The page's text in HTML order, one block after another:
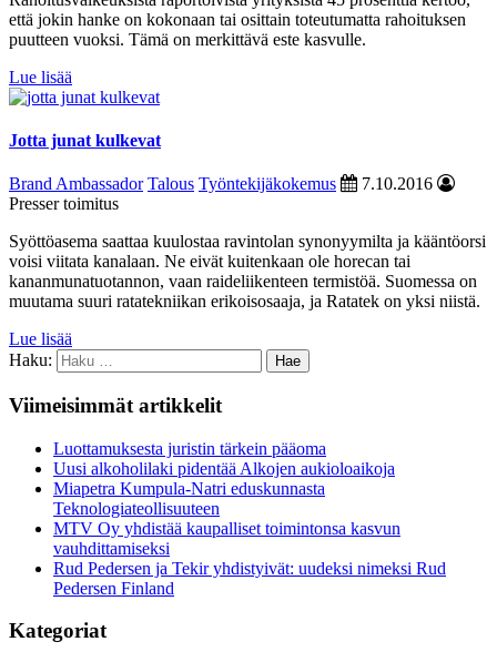
että jokin hanke on kokonaan tai osittain toteutumatta rahoituksen
puutteen vuoksi. Tämä on merkittävä este kasvulle.
Lue lisää
Jotta junat kulkevat
Brand Ambassador Talous Työntekijäkokemus
7.10.2016
Presser toimitus
Syöttöasema saattaa kuulostaa ravintolan synonyymilta ja kääntöorsi
voisi viitata kanalaan. Ne eivät kuitenkaan ole horecan tai
kananmunatuotannon, vaan raideliikenteen termistöä. Suomessa on
muutama suuri ratatekniikan erikoisosaaja, ja Ratatek on yksi niistä.
Lue lisää
Haku:
Viimeisimmät artikkelit
Luottamuksesta juristin tärkein pääoma
Uusi alkoholilaki pidentää Alkojen aukioloaikoja
Miapetra Kumpula-Natri eduskunnasta
Teknologiateollisuuteen
MTV Oy yhdistää kaupalliset toimintonsa kasvun
vauhdittamiseksi
Rud Pedersen ja Tekir yhdistyivät: uudeksi nimeksi Rud
Pedersen Finland
Kategoriat